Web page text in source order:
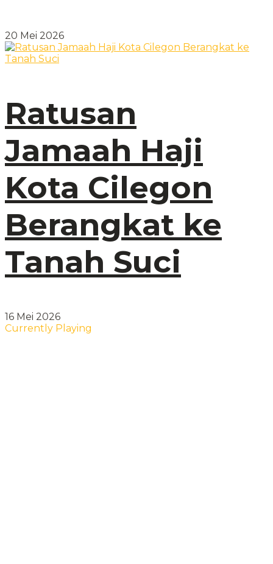
20 Mei 2026
Ratusan
Jamaah Haji
Kota Cilegon
Berangkat ke
Tanah Suci
16 Mei 2026
Currently Playing